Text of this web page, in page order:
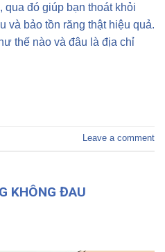
đó giúp bạn thoát khỏi
và bảo tồn răng thật hiệu quả.
thế nào và đâu là địa chỉ
Leave a comment
KHÔNG ĐAU